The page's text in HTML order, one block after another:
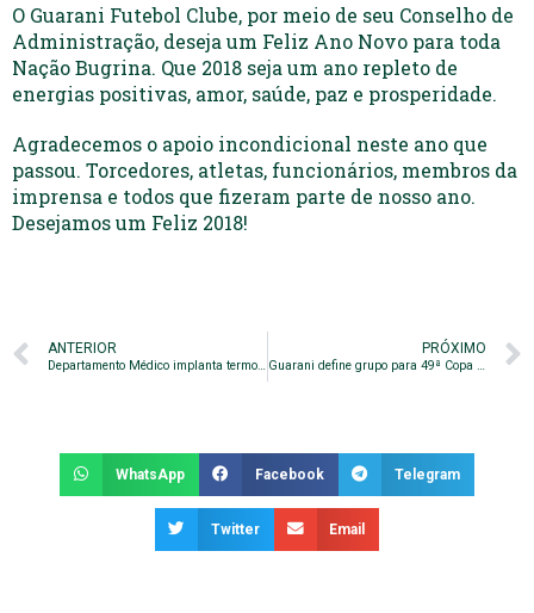
O Guarani Futebol Clube, por meio de seu Conselho de
Administração, deseja um Feliz Ano Novo para toda
Nação Bugrina. Que 2018 seja um ano repleto de
energias positivas, amor, saúde, paz e prosperidade.
Agradecemos o apoio incondicional neste ano que
passou. Torcedores, atletas, funcionários, membros da
imprensa e todos que fizeram parte de nosso ano.
Desejamos um Feliz 2018!
ANTERIOR
Departamento Médico implanta termografia para evitar lesões
PRÓXIMO
Guarani define grupo para 49ª Copa São Paulo
WhatsApp Facebook Telegram
Twitter Email